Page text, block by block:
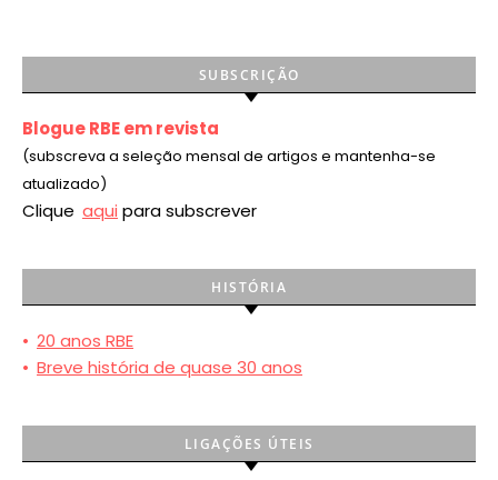
SUBSCRIÇÃO
Blogue RBE em revista
(subscreva a seleção mensal de artigos e mantenha-se
atualizado)
Clique aqui para subscrever
HISTÓRIA
• 20 anos RBE
• Breve história de quase 30 anos
LIGAÇÕES ÚTEIS